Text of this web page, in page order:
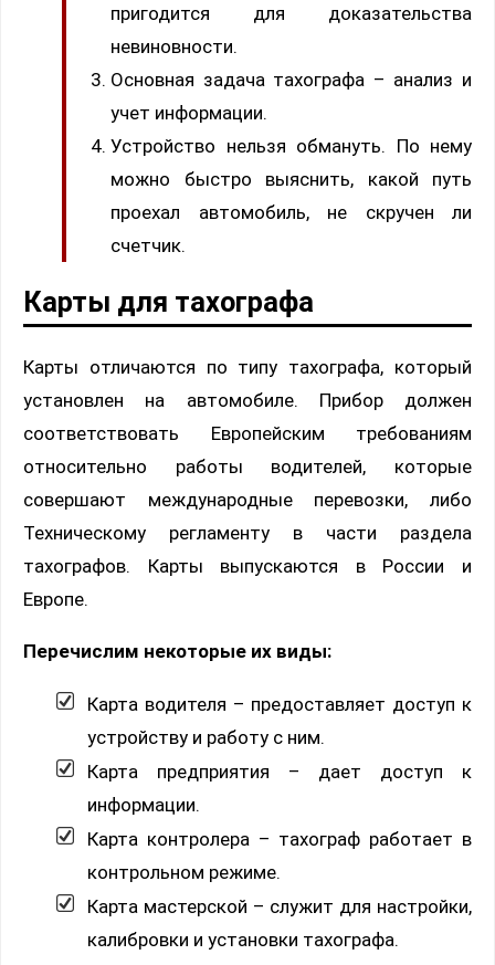
пригодится для доказательства
невиновности.
Основная задача тахографа – анализ и
учет информации.
Устройство нельзя обмануть. По нему
можно быстро выяснить, какой путь
проехал автомобиль, не скручен ли
счетчик.
Карты для тахографа
Карты отличаются по типу тахографа, который
установлен на автомобиле. Прибор должен
соответствовать Европейским требованиям
относительно работы водителей, которые
совершают международные перевозки, либо
Техническому регламенту в части раздела
тахографов. Карты выпускаются в России и
Европе.
Перечислим некоторые их виды:
Карта водителя – предоставляет доступ к
устройству и работу с ним.
Карта предприятия – дает доступ к
информации.
Карта контролера – тахограф работает в
контрольном режиме.
Карта мастерской – служит для настройки,
калибровки и установки тахографа.